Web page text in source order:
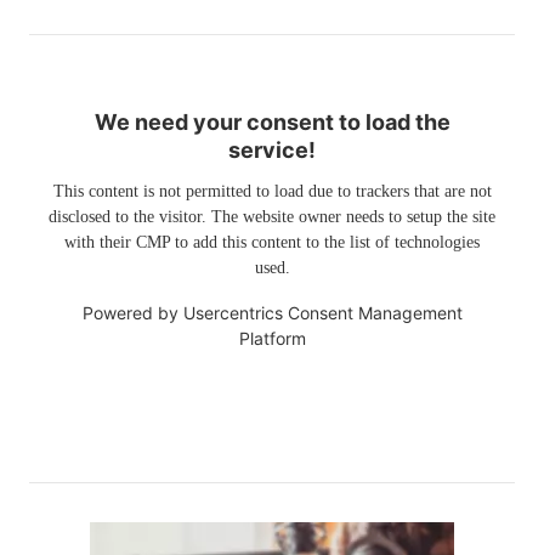
We need your consent to load the
service!
This content is not permitted to load due to trackers that are not
disclosed to the visitor. The website owner needs to setup the site
with their CMP to add this content to the list of technologies
used.
Powered by Usercentrics Consent Management
Platform